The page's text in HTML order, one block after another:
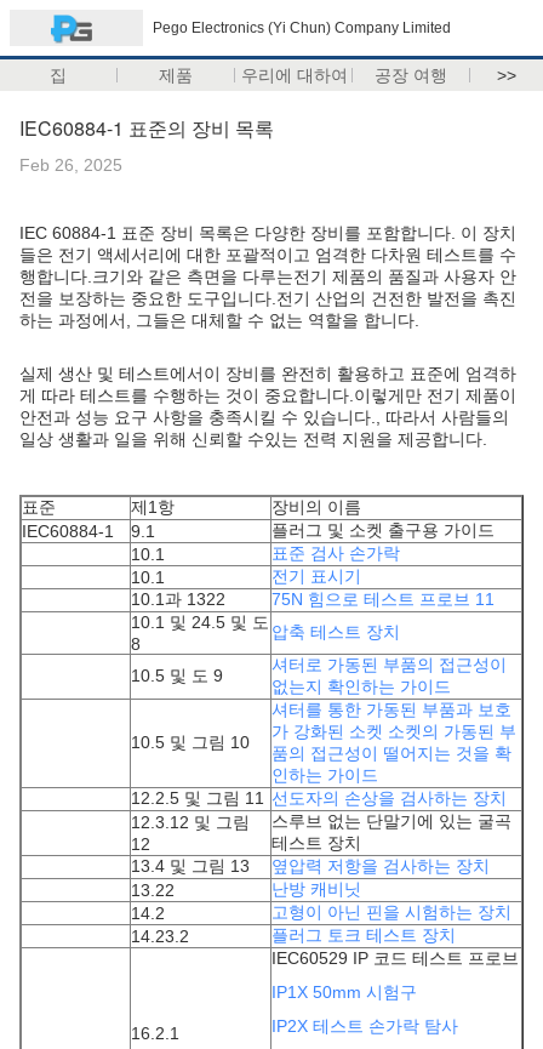
Pego Electronics (Yi Chun) Company Limited
집 제품 우리에 대하여 공장 여행 >>
IEC60884-1 표준의 장비 목록
Feb 26, 2025
IEC 60884-1 표준 장비 목록은 다양한 장비를 포함합니다. 이 장치
들은 전기 액세서리에 대한 포괄적이고 엄격한 다차원 테스트를 수
행합니다.크기와 같은 측면을 다루는전기 제품의 품질과 사용자 안
전을 보장하는 중요한 도구입니다.전기 산업의 건전한 발전을 촉진
하는 과정에서, 그들은 대체할 수 없는 역할을 합니다.
실제 생산 및 테스트에서이 장비를 완전히 활용하고 표준에 엄격하
게 따라 테스트를 수행하는 것이 중요합니다.이렇게만 전기 제품이
안전과 성능 요구 사항을 충족시킬 수 있습니다., 따라서 사람들의
일상 생활과 일을 위해 신뢰할 수있는 전력 지원을 제공합니다.
표준 제1항
장비의 이름
IEC60884-1
9.1
플러그 및 소켓 출구용 가이드
10.1
표준 검사 손가락
10.1
전기 표시기
10.1과 1322
75N 힘으로 테스트 프로브 11
10.1 및 24.5 및 도
8
압축 테스트 장치
10.5 및 도 9
셔터로 가동된 부품의 접근성이
없는지 확인하는 가이드
10.5 및 그림 10
셔터를 통한 가동된 부품과 보호
가 강화된 소켓 소켓의 가동된 부
품의 접근성이 떨어지는 것을 확
인하는 가이드
12.2.5 및 그림 11
선도자의 손상을 검사하는 장치
12.3.12 및 그림
12
스루브 없는 단말기에 있는 굴곡
테스트 장치
13.4 및 그림 13
옆압력 저항을 검사하는 장치
13.22
난방 캐비닛
14.2
고형이 아닌 핀을 시험하는 장치
14.23.2
플러그 토크 테스트 장치
16.2.1
IEC60529 IP 코드 테스트 프로브
IP1X 50mm 시험구
IP2X 테스트 손가락 탐사